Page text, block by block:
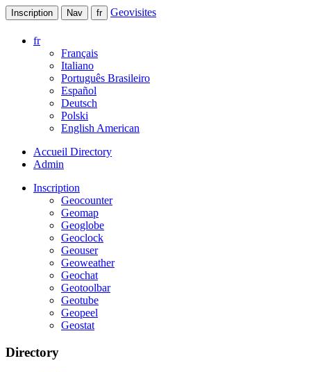
Inscription Nav fr Geovisites
fr
Français
Italiano
Português Brasileiro
Español
Deutsch
Polski
English American
Accueil Directory
Admin
Inscription
Geocounter
Geomap
Geoglobe
Geoclock
Geouser
Geoweather
Geochat
Geotoolbar
Geotube
Geopeel
Geostat
Directory